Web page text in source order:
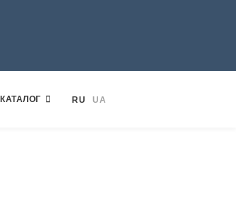
КАТАЛОГ RU UA